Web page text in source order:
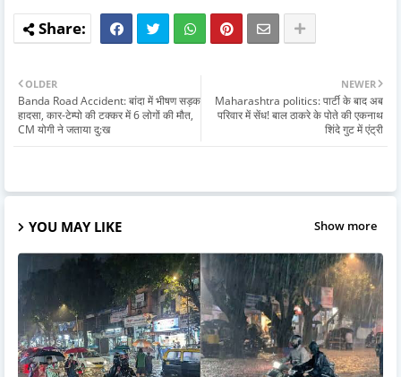
NEWER
Maharashtra politics: पार्टी के बाद अब
परिवार में सेंध! बाल ठाकरे के पोते की एकनाथ
शिंदे गुट में एंट्री
OLDER
Banda Road Accident: बांदा में भीषण सड़क
हादसा, कार-टेम्पो की टक्कर में 6 लोगों की मौत,
CM योगी ने जताया दु:ख
YOU MAY LIKE Show more